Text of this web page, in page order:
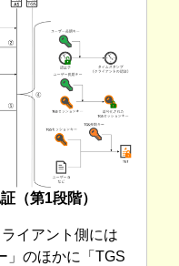
（第1段階）
イアント側には
」のほかに「TGS